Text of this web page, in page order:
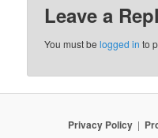
Leave a
You must belogged in to
Privacy Policy